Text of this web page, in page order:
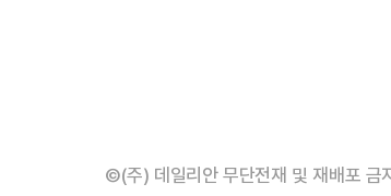
©(주) 데일리안 무단전재 및 재배포 금